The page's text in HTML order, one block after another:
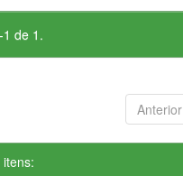
de 1.
Anterior